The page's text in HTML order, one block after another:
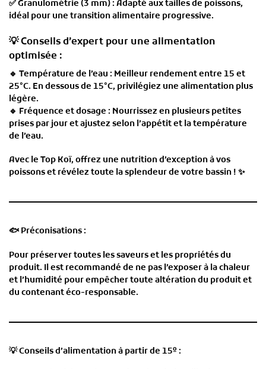
✅ Granulométrie (3 mm) : Adapté aux tailles de poissons,
idéal pour une transition alimentaire progressive.
💡Conseils d’expert pour une alimentation
optimisée :
🔹 Température de l’eau : Meilleur rendement entre 15 et
25°C. En dessous de 15°C, privilégiez une alimentation plus
légère.
🔹 Fréquence et dosage : Nourrissez en plusieurs petites
prises par jour et ajustez selon l’appétit et la température
de l’eau.
Avec le Top Koï, offrez une nutrition d’exception à vos
poissons et révélez toute la splendeur de votre bassin ! ✨
🐟 Préconisations :
Pour préserver toutes les saveurs et les propriétés du
produit. Il est recommandé de ne pas l’exposer à la chaleur
et l’humidité pour empêcher toute altération du produit et
du contenant éco-responsable.
💡Conseils d’alimentation à partir de 15º :